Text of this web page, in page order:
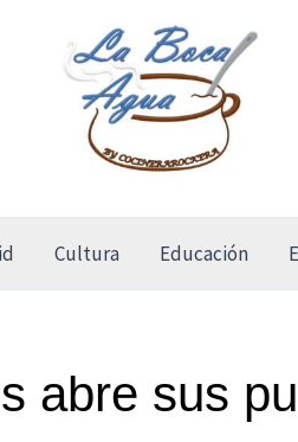
Cultura Educación
abre sus